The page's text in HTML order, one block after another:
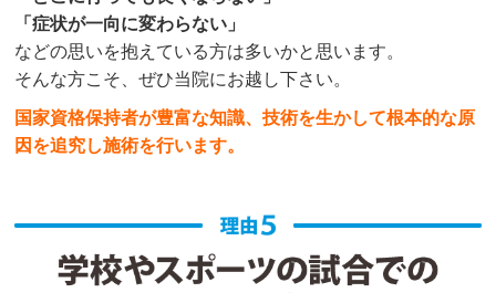
「症状が一向に変わらない」
などの思いを抱えている方は多いかと思います。
そんな方こそ、ぜひ当院にお越し下さい。
国家資格保持者が豊富な知識、技術を生かして根本的な原
因を追究し施術を行います。